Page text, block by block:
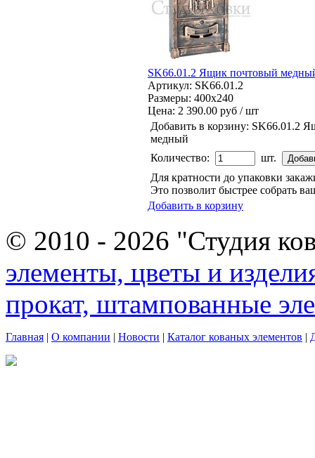
SK66.01.2 Ящик почтовый
Артикул: SK66.01.2
Размеры: 400x240
Цена: 2 390.00 руб / шт
Добавить в корзину: SK66.01.2
медный
Количество:
шт.
Для кратности до упаковки
Это позволит быстрее собрать
Добавить в корзину
© 2010 - 2026 "Студия
элементы, цветы и
прокат, штампованные
Главная | О компании | Новости | Каталог кованых элементов |